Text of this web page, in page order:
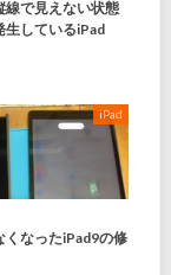
線で見えない状態
生しているiPad
iPad
くなったiPad9の修